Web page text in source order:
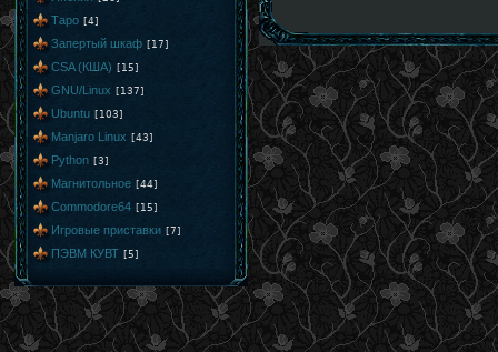
Таро [4]
Запертый шкаф [17]
CSA (КША) [15]
GNU/Linux [137]
Ubuntu [103]
Manjaro Linux [43]
Python [3]
Магнитольное [44]
Commodore64 [15]
Игровые приставки [7]
ПЭВМ КУВТ [5]